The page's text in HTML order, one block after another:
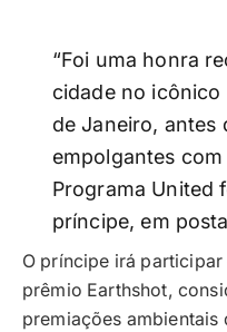
“Foi uma honra
cidade no icônico
de Janeiro, antes
empolgantes
Programa United
príncipe, em
O príncipe irá
prêmio Earthshot,
premiações